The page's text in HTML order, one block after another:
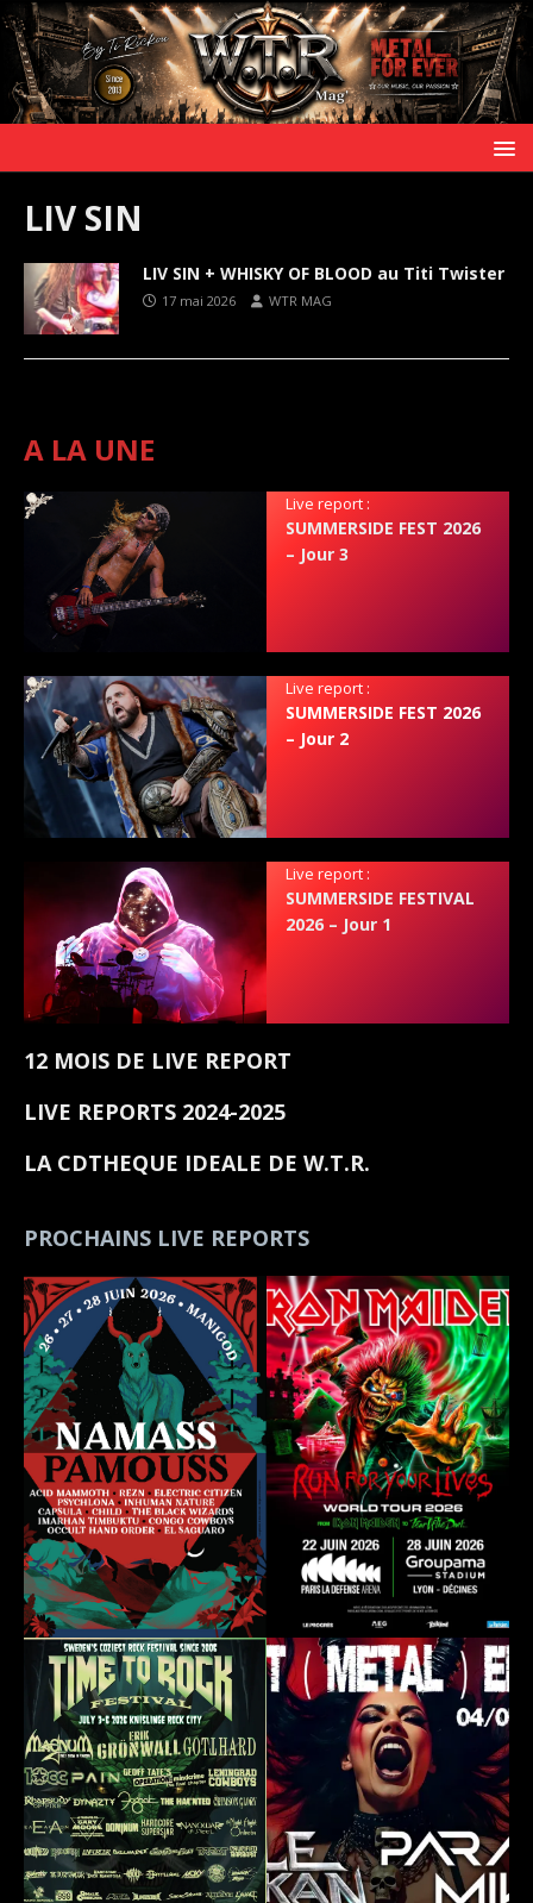
LIV SIN
LIV SIN + WHISKY OF BLOOD au Titi Twister
17 mai 2026 WTR MAG
A LA UNE
Live report :
SUMMERSIDE FEST 2026
– Jour 3
Live report :
SUMMERSIDE FEST 2026
– Jour 2
Live report :
SUMMERSIDE FESTIVAL
2026 – Jour 1
12 MOIS DE LIVE REPORT
LIVE REPORTS 2024-2025
LA CDTHEQUE IDEALE DE W.T.R.
PROCHAINS LIVE REPORTS